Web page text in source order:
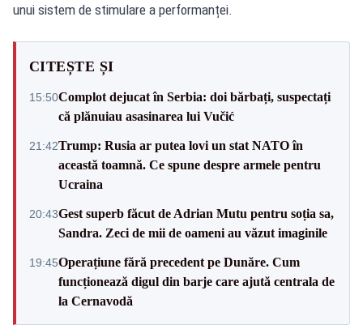
unui sistem de stimulare a performanței.
CITEȘTE ȘI
15:50Complot dejucat în Serbia: doi bărbați, suspectați
că plănuiau asasinarea lui Vučić
21:42Trump: Rusia ar putea lovi un stat NATO în
această toamnă. Ce spune despre armele pentru
Ucraina
20:43Gest superb făcut de Adrian Mutu pentru soția sa,
Sandra. Zeci de mii de oameni au văzut imaginile
19:45Operațiune fără precedent pe Dunăre. Cum
funcționează digul din barje care ajută centrala de
la Cernavodă